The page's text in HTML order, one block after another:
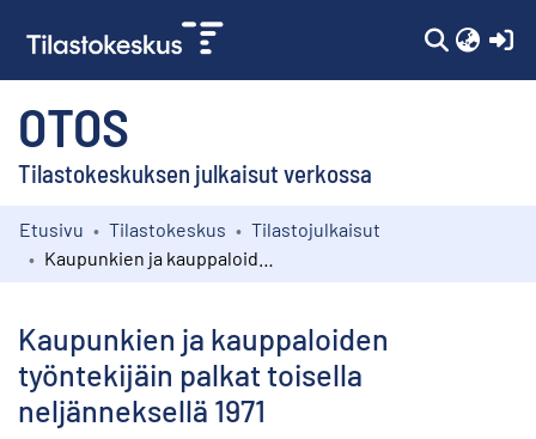
OTOS
Tilastokeskuksen julkaisut verkossa
Kokoelmat
Etusivu Tilastokeskus
Tilastojulkaisut
Kaupunkien ja kauppaloiden
työntekijäin palkat toisella
neljänneksellä 1971